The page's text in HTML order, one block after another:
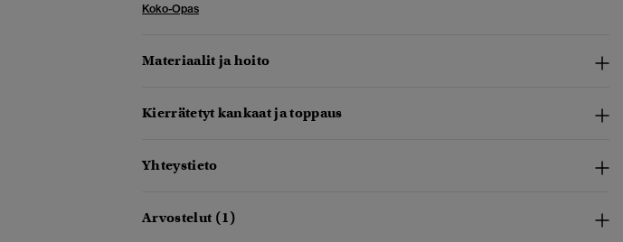
Koko-Opas
Materiaalit ja hoito
Kierrätetyt kankaat ja toppaus
Yhteystieto
Arvostelut (1)